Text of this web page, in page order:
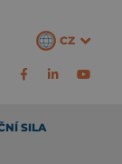
CZ
SILA